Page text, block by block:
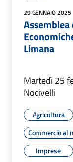
29 GENNAIO 2025
Limana
Martedì 25
Nocivelli
Agricoltura
Commercio al
Imprese